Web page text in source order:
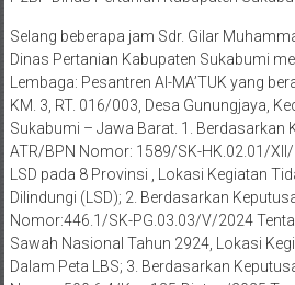
Lembaga: Pesantren Al-MA’TUK yang
KM. 3, RT. 016/003, Desa Gunungjaya,
Sukabumi – Jawa Barat. 1. Berdasarkan
ATR/BPN Nomor: 1589/SK-HK.02.01/
LSD pada 8 Provinsi , Lokasi Kegiatan
Dilindungi (LSD); 2. Berdasarkan
Nomor:446.1/SK-PG.03.03/V/2024
Sawah Nasional Tahun 2924, Lokasi
Dalam Peta LBS; 3. Berdasarkan
Nomor:500.6.4/Kep.135-Distan/2025
Pangan Berkelanjutan Bahwa Lokasi